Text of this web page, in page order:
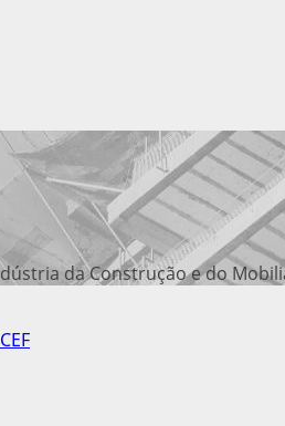
da Construção e do